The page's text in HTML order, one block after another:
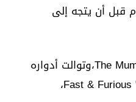
القدم قبل أن يتجه إلى
دخل عالم التمثيل عام 2001 من خلال فيلم "ذا مامي ريتورنز" The Mummy Returns،وتوالت أدواره
الناجحة في "ذا سكوربيون كينغ" The Scorpion King، "فاست آند فيوريس" Fast & Furious،